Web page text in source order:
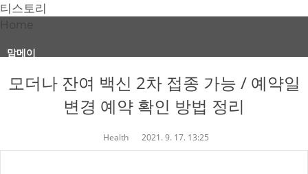
티스토리
맘메이
모더나 잔여 백신 2차 접종 가능 / 예약일
변경 예약 확인 방법 정리
Health 2021. 9. 17. 13:25